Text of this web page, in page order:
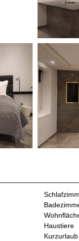
Haustiere